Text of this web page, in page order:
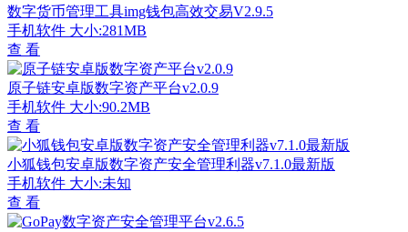
数字货币管理工具img钱包高效交易V2.9.5
手机软件 大小:281MB
查 看
原子链安卓版数字资产平台v2.0.9
手机软件 大小:90.2MB
查 看
小狐钱包安卓版数字资产安全管理利器v7.1.0最新版
手机软件 大小:未知
查 看